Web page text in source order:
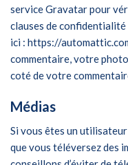
service Gravatar pour
clauses de
ici : https://
commentaire, votre
coté de votre
Médias
Si vous êtes un
que vous téléversez des